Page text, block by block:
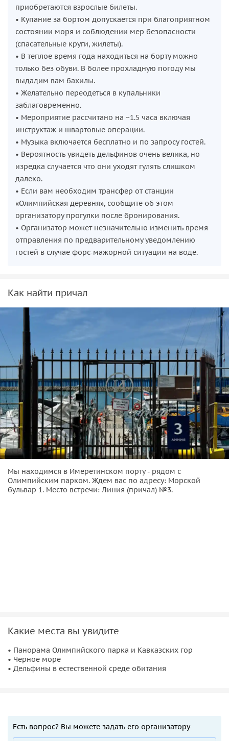
приобретаются взрослые билеты.
• Купание за бортом допускается при благоприятном
состоянии моря и соблюдении мер безопасности
(спасательные круги, жилеты).
• В теплое время года находиться на борту можно
только без обуви. В более прохладную погоду мы
выдадим вам бахилы.
• Желательно переодеться в купальники
заблаговременно.
• Мероприятие рассчитано на ~1.5 часа включая
инструктаж и швартовые операции.
• Музыка включается бесплатно и по запросу гостей.
• Вероятность увидеть дельфинов очень велика, но
изредка случается что они уходят гулять слишком
далеко.
• Если вам необходим трансфер от станции
«Олимпийская деревня», сообщите об этом
организатору прогулки после бронирования.
• Организатор может незначительно изменить время
отправления по предварительному уведомлению
гостей в случае форс-мажорной ситуации на воде.
Как найти причал
Мы находимся в Имеретинском порту - рядом с
Олимпийским парком. Ждем вас по адресу: Морской
бульвар 1. Место встречи: Линия (причал) №3.
Какие места вы увидите
• Панорама Олимпийского парка и Кавказских гор
• Черное море
• Дельфины в естественной среде обитания
Есть вопрос? Вы можете задать его организатору